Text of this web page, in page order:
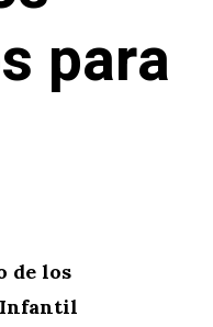
para
de los
Infantil